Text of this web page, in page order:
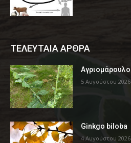
ΤΕΛΕΥΤΑΙΑ ΑΡΘΡΑ
Αγριομάρουλο
5 Αυγούστου 2026
Ginkgo biloba
4 Αυγούστου 2026